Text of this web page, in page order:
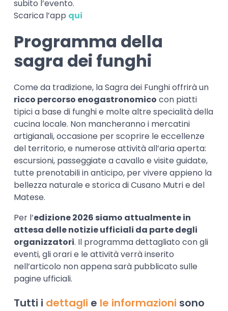
subito l’evento.
Scarica l’app qui
Programma della
sagra dei funghi
Come da tradizione, la Sagra dei Funghi offrirà un
ricco percorso enogastronomico con piatti
tipici a base di funghi e molte altre specialità della
cucina locale. Non mancheranno i mercatini
artigianali, occasione per scoprire le eccellenze
del territorio, e numerose attività all’aria aperta:
escursioni, passeggiate a cavallo e visite guidate,
tutte prenotabili in anticipo, per vivere appieno la
bellezza naturale e storica di Cusano Mutri e del
Matese.
Per l’edizione 2026 siamo attualmente in
attesa delle notizie ufficiali da parte degli
organizzatori. Il programma dettagliato con gli
eventi, gli orari e le attività verrà inserito
nell’articolo non appena sarà pubblicato sulle
pagine ufficiali.
Tutti i dettagli e le informazioni sono